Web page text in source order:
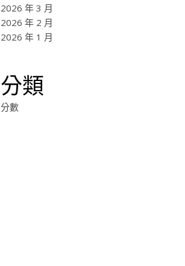
2026 年 3 月
2026 年 2 月
2026 年 1 月
分類
分數